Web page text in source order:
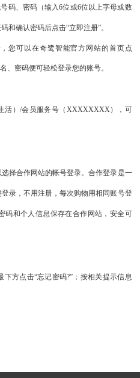
码、密码（输入6位或6位以上字母或数
和确认密码后点击“立即注册”。
您可以在奇鹭智能官方网站的首页点
、密码便可轻松登录您的账号。
活）/会员服务号（XXXXXXXX），可
择合作网站的帐号登录。合作登录是一
录，不用注册，每次购物用相同账号登
码和个人信息保存在合作网站，安全可
下方点击“忘记密码?”；按相关提示信息